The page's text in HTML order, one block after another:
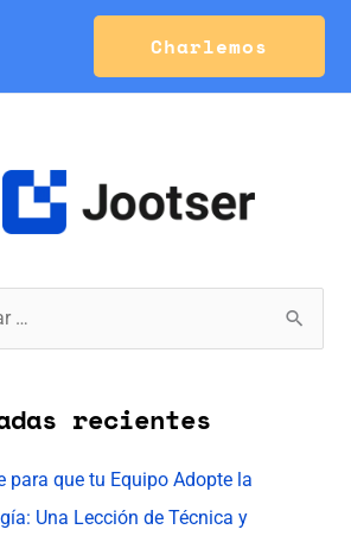
Charlemos
recientes
para que tu Equipo Adopte la
Una Lección de Técnica y